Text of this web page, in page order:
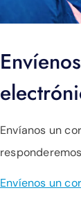
Envíanos un
Envíenos un